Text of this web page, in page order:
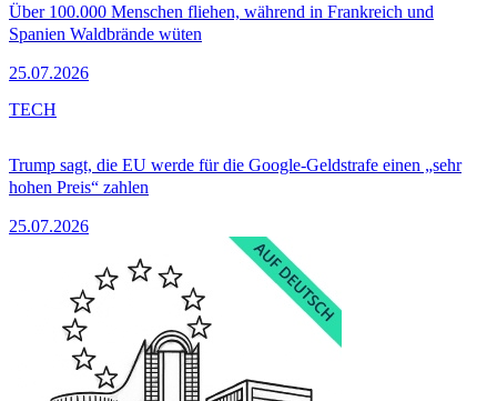
Über 100.000 Menschen fliehen, während in Frankreich und
Spanien Waldbrände wüten
25.07.2026
Trump sagt, die EU werde für die Google-Geldstrafe einen „sehr
hohen Preis“ zahlen
25.07.2026
TECH